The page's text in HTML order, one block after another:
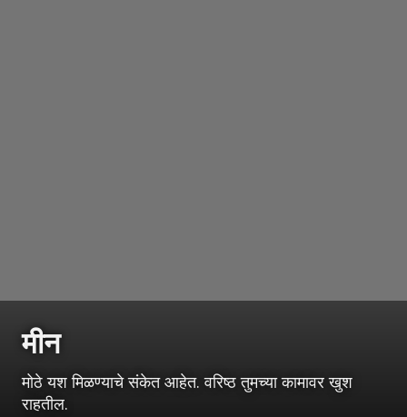
मीन
मोठे यश मिळण्याचे संकेत आहेत. वरिष्ठ तुमच्या कामावर खुश
राहतील.